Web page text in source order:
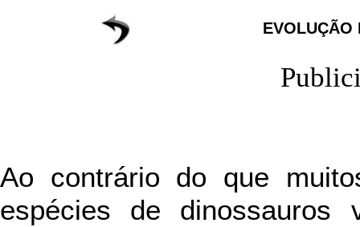
EVOLUÇÃO
Ao contrário do que
espécies de dinossauros